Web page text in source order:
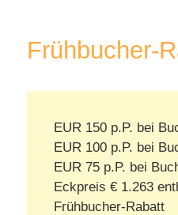
Frühbucher-
EUR 150 p.P. bei
EUR 100 p.P. bei
EUR 75 p.P. bei
Eckpreis € 1.263
Frühbucher-Rabatt